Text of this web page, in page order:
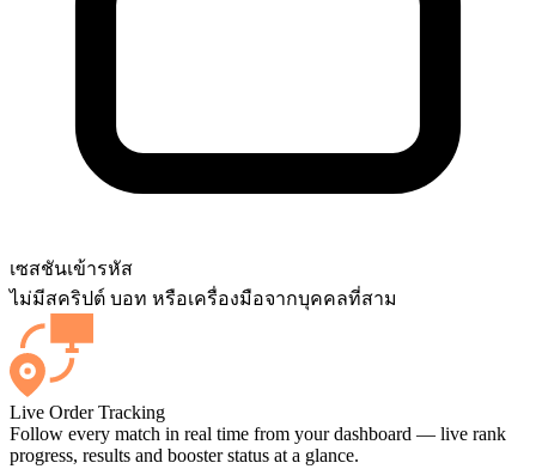
เซสชันเข้ารหัส
ไม่มีสคริปต์ บอท หรือเครื่องมือจากบุคคลที่สาม
Live Order Tracking
Follow every match in real time from your dashboard — live rank
progress, results and booster status at a glance.